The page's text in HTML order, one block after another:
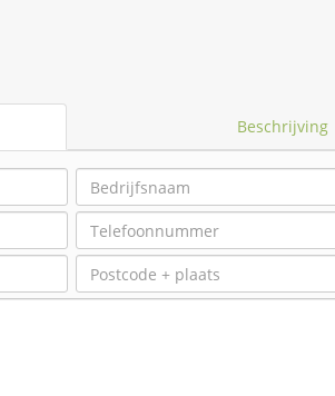
Beschrijving